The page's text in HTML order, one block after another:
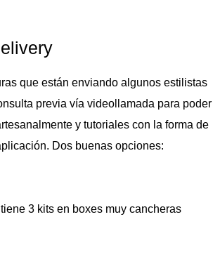
que están enviando algunos estilistas
previa vía videollamada para poder
y tutoriales con la forma de
Dos buenas opciones:
tiene 3 kits en boxes muy cancheras